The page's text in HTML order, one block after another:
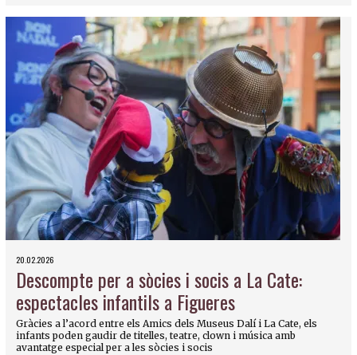
20.02.2026
Descompte per a sòcies i socis a La Cate:
espectacles infantils a Figueres
Gràcies a l’acord entre els Amics dels Museus Dalí i La Cate, els
infants poden gaudir de titelles, teatre, clown i música amb
avantatge especial per a les sòcies i socis